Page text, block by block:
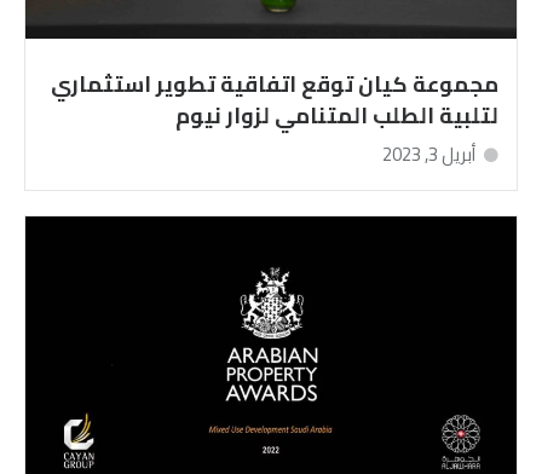
مجموعة كيان توقع اتفاقية تطوير استثماري
لتلبية الطلب المتنامي لزوار نيوم
أبريل 3, 2023